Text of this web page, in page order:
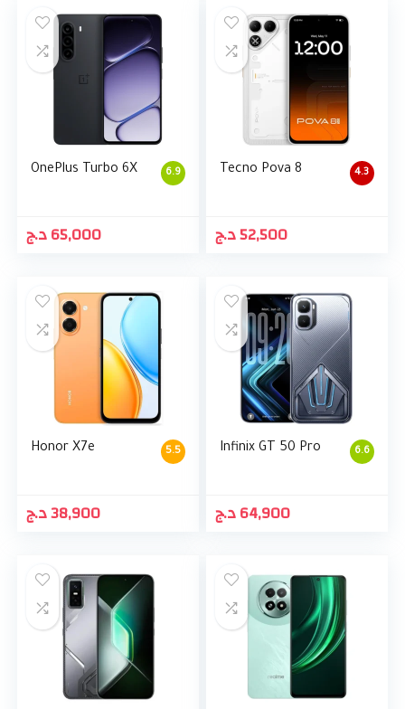
6.9
OnePlus Turbo 6X
65,000د.ج
4.3
Tecno Pova 8
52,500د.ج
5.5
Honor X7e
38,900د.ج
6.6
Infinix GT 50 Pro
64,900د.ج